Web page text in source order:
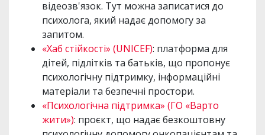
відеозв'язок. Тут можна записатися до
психолога, який надає допомогу за
запитом.
«Хаб стійкості» (UNICEF): платформа для
дітей, підлітків та батьків, що пропонує
психологічну підтримку, інформаційні
матеріали та безпечні простори.
«Психологічна підтримка» (ГО «Варто
жити»): проєкт, що надає безкоштовну